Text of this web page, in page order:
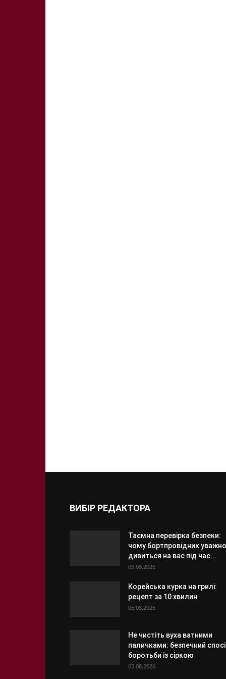
ВИБІР РЕДАКТОРА
Таємна перевірка безпеки:
чому бортпровідник уважно
дивиться на вас під час...
05.08.2026
Корейська курка на грилі:
рецепт за 10 хвилин
05.08.2026
Не чистіть вуха ватними
паличками: безпечний
боротьби із сіркою
05.08.2026